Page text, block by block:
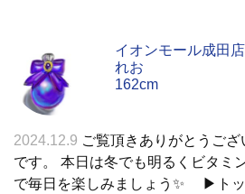
イオンモール成田店
れお
162cm
2024.12.9 ご覧頂きありがとうご
です。 本日は冬でも明るくビタミ
で毎日を楽しみましょう✨ ▶︎トッ